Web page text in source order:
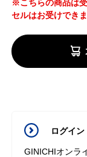
※こちらの商品は
セルはお受けでき
ログイ
GINICHIオンラ